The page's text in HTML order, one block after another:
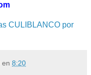
CULIBLANCO por
en 8:20